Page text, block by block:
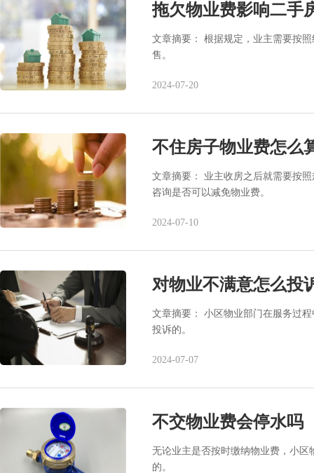
拖欠物业费影响二手
文章摘要： 根据规定，业主需要按
售。
2024-07-20
不住房子物业费怎么
文章摘要： 业主收房之后就需要按
咨询是否可以减免物业费。
2024-07-10
对物业不满意怎么投
文章摘要： 小区物业部门在服务过
投诉的。
2024-07-07
不交物业费会停水吗
无论业主是否按时缴纳物业费，小
的。